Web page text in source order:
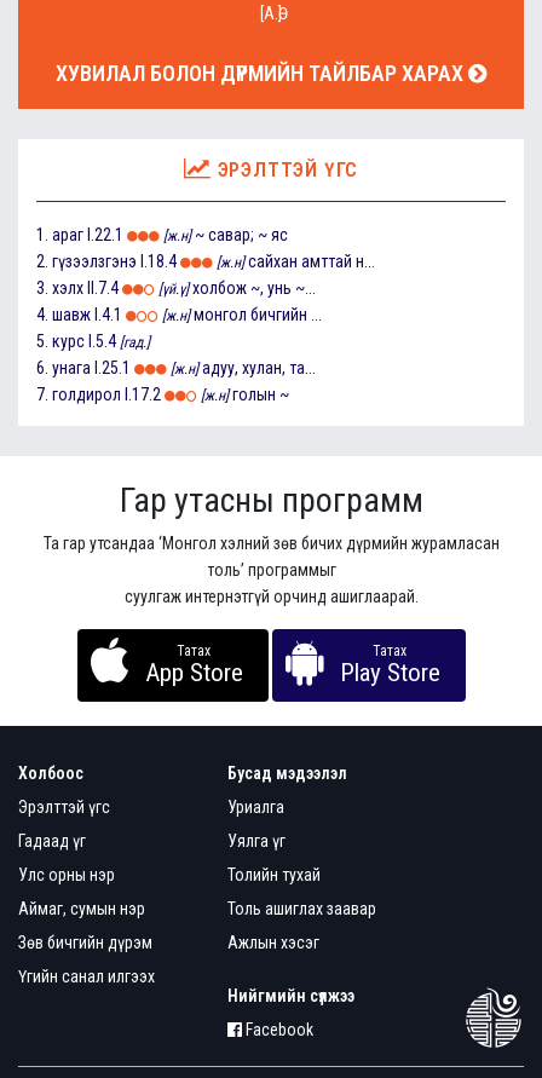
[А.Ө]
ХУВИЛАЛ БОЛОН ДҮРМИЙН ТАЙЛБАР ХАРАХ
ЭРЭЛТТЭЙ ҮГС
1. араг I.22.1 [ж.н] ~ савар; ~ яс
2. гүзээлзгэнэ I.18.4 [ж.н] сайхан амттай н...
3. хэлх II.7.4 [үй.ү] холбож ~, унь ~...
4. шавж I.4.1 [ж.н] монгол бичгийн ...
5. курс I.5.4 [гад.]
6. унага I.25.1 [ж.н] адуу, хулан, та...
7. голдирол I.17.2 [ж.н] голын ~
Гар утасны программ
Та гар утсандаа ‘Монгол хэлний зөв бичих дүрмийн журамласан
толь’ программыг
суулгаж интернэтгүй орчинд ашиглаарай.
Татах
App Store
Татах
Play Store
Холбоос
Эрэлттэй үгс
Гадаад үг
Улс орны нэр
Аймаг, сумын нэр
Зөв бичгийн дүрэм
Үгийн санал илгээх
Бусад мэдээлэл
Уриалга
Уялга үг
Толийн тухай
Толь ашиглах заавар
Ажлын хэсэг
Нийгмийн сүлжээ
Facebook